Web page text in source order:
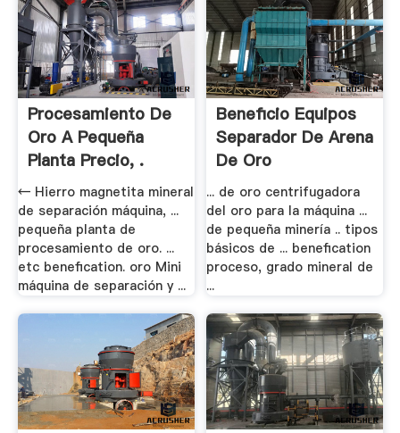
Procesamiento De
Oro A Pequeña
Planta Precio, .
← Hierro magnetita mineral
de separación máquina, ...
pequeña planta de
procesamiento de oro. ...
etc benefication. oro Mini
máquina de separación y ...
Beneficio Equipos
Separador De Arena
De Oro
... de oro centrifugadora
del oro para la máquina ...
de pequeña minería .. tipos
básicos de ... benefication
proceso, grado mineral de
...